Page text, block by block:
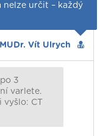
nelze určit – každý
MUDr. Vít Ulrych
3
varlete.
vyšlo: CT